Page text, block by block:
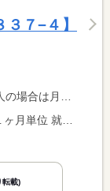
７−４】
額を表示しています。
変形労働時間制 変形労働時間制の単位 １ヶ月単位 就業時間１ 9時00分〜18時30分 就業時間に関する特記事項 ＊週４４時間 特例措置事業所 <BR> ＊勤務時間は週４４時間となるよう調整します。
転載)